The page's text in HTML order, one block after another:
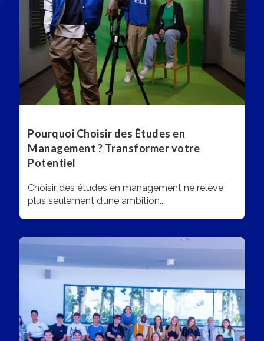
Pourquoi Choisir des Études en
Management ? Transformer votre
Potentiel
Choisir des études en management ne relève
plus seulement d’une ambition...